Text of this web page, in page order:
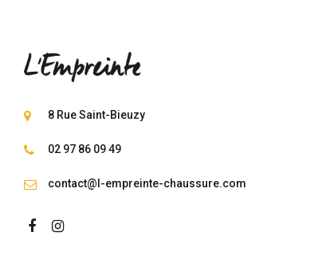
8 Rue Saint-Bieuzy
02 97 86 09 49
contact@l-empreinte-chaussure.com